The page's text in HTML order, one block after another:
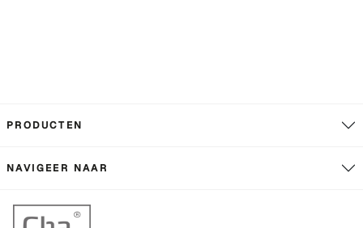
PRODUCTEN
NAVIGEER NAAR